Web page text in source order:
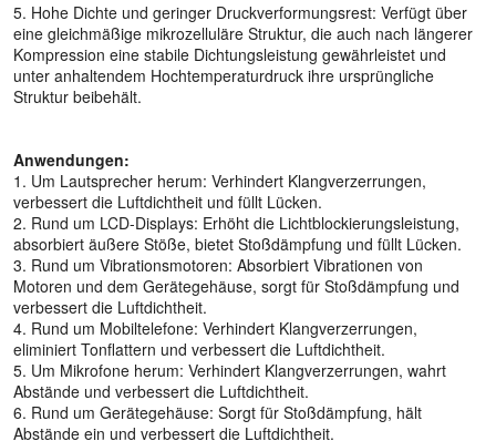
5. Hohe Dichte und geringer Druckverformungsrest: Verfügt über
eine gleichmäßige mikrozelluläre Struktur, die auch nach längerer
Kompression eine stabile Dichtungsleistung gewährleistet und
unter anhaltendem Hochtemperaturdruck ihre ursprüngliche
Struktur beibehält.
Anwendungen:
1. Um Lautsprecher herum: Verhindert Klangverzerrungen,
verbessert die Luftdichtheit und füllt Lücken.
2. Rund um LCD-Displays: Erhöht die Lichtblockierungsleistung,
absorbiert äußere Stöße, bietet Stoßdämpfung und füllt Lücken.
3. Rund um Vibrationsmotoren: Absorbiert Vibrationen von
Motoren und dem Gerätegehäuse, sorgt für Stoßdämpfung und
verbessert die Luftdichtheit.
4. Rund um Mobiltelefone: Verhindert Klangverzerrungen,
eliminiert Tonflattern und verbessert die Luftdichtheit.
5. Um Mikrofone herum: Verhindert Klangverzerrungen, wahrt
Abstände und verbessert die Luftdichtheit.
6. Rund um Gerätegehäuse: Sorgt für Stoßdämpfung, hält
Abstände ein und verbessert die Luftdichtheit.